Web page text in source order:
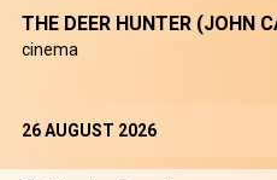
THE DEER HUNTER (JOHN
cinema
26 AUGUST 2026